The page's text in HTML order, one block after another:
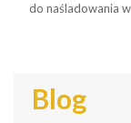
do naśladowania
Blog